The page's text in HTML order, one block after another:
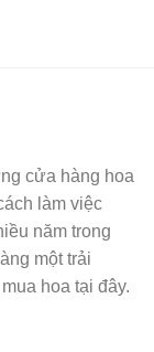
cửa hàng hoa
làm việc
năm trong
một trải
hoa tại đây.